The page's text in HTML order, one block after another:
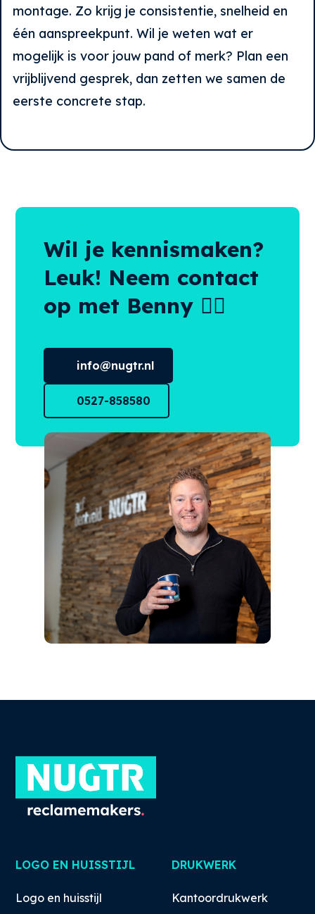
montage. Zo krijg je consistentie, snelheid en
één aanspreekpunt. Wil je weten wat er
mogelijk is voor jouw pand of merk? Plan een
vrijblijvend gesprek, dan zetten we samen de
eerste concrete stap.
Wil je kennismaken?
Leuk! Neem contact
op met Benny 👌🏻
info@nugtr.nl
0527-858580
LOGO EN HUISSTIJL
Logo en huisstijl
DRUKWERK
Kantoordrukwerk